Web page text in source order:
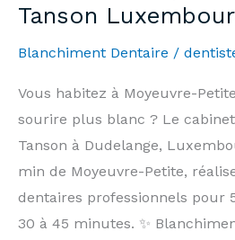
Tanson
Blanchiment Dentaire /
Vous habitez à Moyeuvre-
sourire plus blanc ? Le
Tanson à Dudelange,
min de Moyeuvre-Petite,
dentaires professionnels pour
30 à 45 minutes. ✨